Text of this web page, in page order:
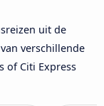
uit de
verschillende
of Citi Express